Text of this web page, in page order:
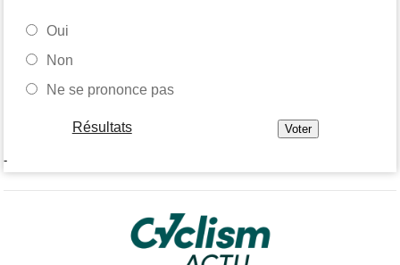
Oui
Non
Ne se prononce pas
Résultats
-